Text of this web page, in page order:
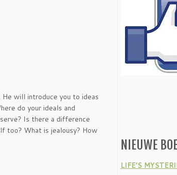
will introduce you to ideas
do your ideals and
Is there a difference
too? What is jealousy? How
NIEUWE
LIFE’S